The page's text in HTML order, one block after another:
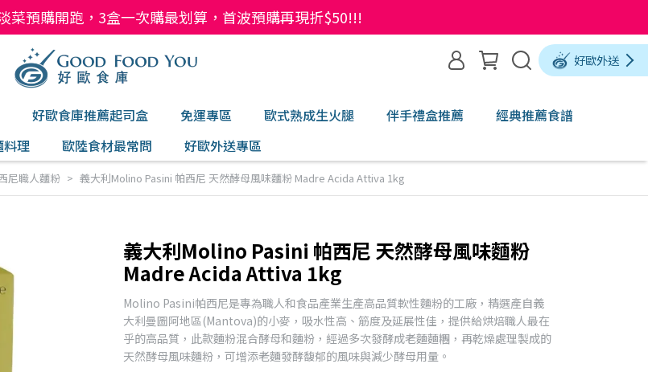
菜預購開跑，3盒一次購最划算，首波預購再現折$50!!!
好歐外送
好歐食庫推薦起司盒 免運專區 歐式熟成生火腿 伴手禮盒推薦
經典推薦食譜
料理
歐陸食材最常問 好歐外送專區
尼職人麵粉 義大利Molino Pasini 帕西尼 天然酵母風味麵粉 Madre Acida Attiva 1kg
義大利Molino Pasini 帕西尼 天然酵母風味麵粉
Madre Acida Attiva 1kg
Molino Pasini帕西尼是專為職人和食品產業生產高品質軟性麵粉的工廠，精選產自義
大利曼圖阿地區(Mantova)的小麥，吸水性高、筋度及延展性佳，提供給烘焙職人最在
乎的高品質，此款麵粉混合酵母和麵粉，經過多次發酵成老麵麵糰，再乾燥處理製成的
天然酵母風味麵粉，可增添老麵發酵馥郁的風味與減少酵母用量。